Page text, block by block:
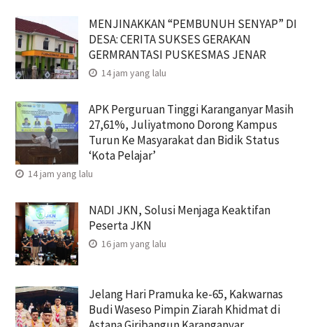
MENJINAKKAN “PEMBUNUH SENYAP” DI
DESA: CERITA SUKSES GERAKAN
GERMRANTASI PUSKESMAS JENAR
14 jam yang lalu
APK Perguruan Tinggi Karanganyar Masih
27,61%, Juliyatmono Dorong Kampus
Turun Ke Masyarakat dan Bidik Status
‘Kota Pelajar’
14 jam yang lalu
NADI JKN, Solusi Menjaga Keaktifan
Peserta JKN
16 jam yang lalu
Jelang Hari Pramuka ke-65, Kakwarnas
Budi Waseso Pimpin Ziarah Khidmat di